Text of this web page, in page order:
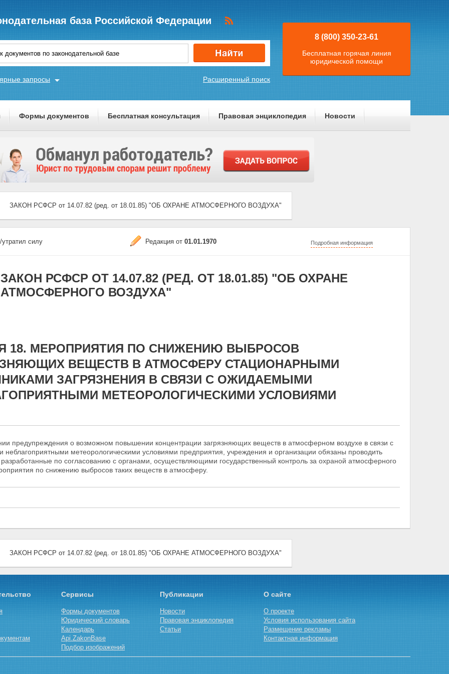
база Российской Федерации
Расширенный поиск
запросы
8 (800) 350-23-61
Бесплатная горячая линия
юридической помощи
Формы документов Бесплатная консультация Правовая энциклопедия Новости
ЗАКОН РСФСР от 14.07.82 (ред. от 18.01.85) "ОБ ОХРАНЕ АТМОСФЕРНОГО ВОЗДУХА"
силу Редакция от 01.01.1970 Подробная информация
ЗАКОН РСФСР ОТ 14.07.82 (РЕД. ОТ 18.01.85) "ОБ ОХРАНЕ
АТМОСФЕРНОГО ВОЗДУХА"
18. МЕРОПРИЯТИЯ ПО СНИЖЕНИЮ ВЫБРОСОВ
ВЕЩЕСТВ В АТМОСФЕРУ СТАЦИОНАРНЫМИ
ЗАГРЯЗНЕНИЯ В СВЯЗИ С ОЖИДАЕМЫМИ
МЕТЕОРОЛОГИЧЕСКИМИ УСЛОВИЯМИ
предупреждения о возможном повышении концентрации загрязняющих веществ в атмосферном воздухе в связи с
метеорологическими условиями предприятия, учреждения и организации обязаны проводить
по согласованию с органами, осуществляющими государственный контроль за охраной атмосферного
по снижению выбросов таких веществ в атмосферу.
ЗАКОН РСФСР от 14.07.82 (ред. от 18.01.85) "ОБ ОХРАНЕ АТМОСФЕРНОГО ВОЗДУХА"
Сервисы
Формы документов
Юридический словарь
Календарь
Api.ZakonBase
Подбор изображений
Публикации
Новости
Правовая энциклопедия
Статьи
О сайте
О проекте
Условия использования сайта
Размещение рекламы
Контактная информация